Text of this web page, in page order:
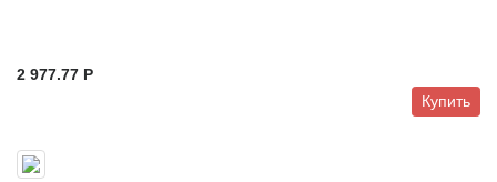
2 977.77 P
Купить